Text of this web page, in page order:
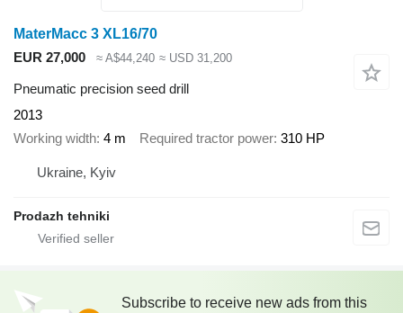
MaterMacc 3 XL16/70
EUR 27,000
≈ A$44,240 ≈ USD 31,200
Pneumatic precision seed drill
2013
Working width 4 m Required tractor power 310 HP
Ukraine, Kyiv
Prodazh tehniki
Subscribe to receive new ads from this